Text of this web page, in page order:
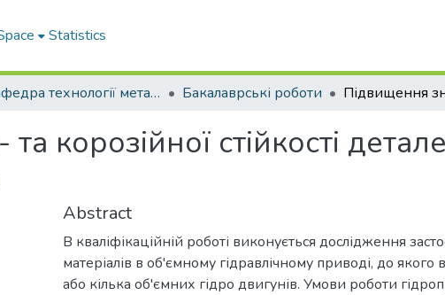
Statistics
Кафедра технології металів та матеріалознавства Бакалаврські роботи
корозійної стійкості
Abstract
В кваліфікаційній роботі виконується дослідження
матеріалів в об'ємному гідравлічному приводі, до якого
або кілька об'ємних гідро двигунів. Умови роботи